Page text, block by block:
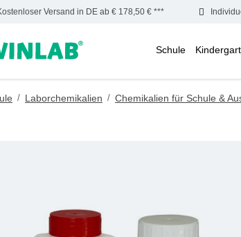
Versand in DE ab € 178,50 € ***
Schule
/ Laborchemikalien / Chemikalien für Schule &